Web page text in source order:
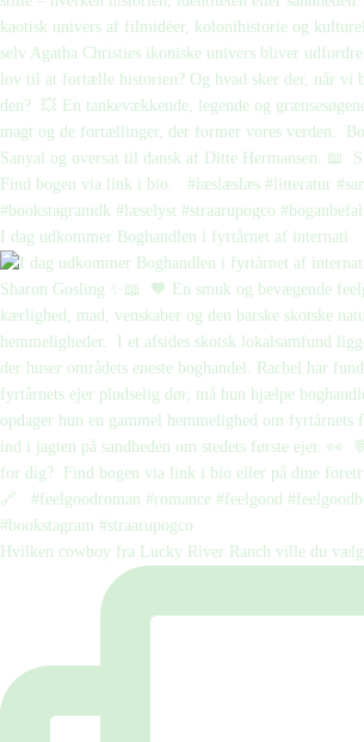
I dag udkommer Boghandlen i fyrtårnet af internati
Hvilken cowboy fra Lucky River Ranch ville du vælg